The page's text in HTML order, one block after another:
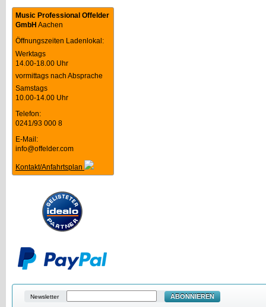
Music Professional Offelder
GmbH Aachen
Öffnungszeiten Ladenlokal:
Werktags
14.00-18.00 Uhr
vormittags nach Absprache
Samstags
10.00-14.00 Uhr
Telefon:
0241/93 000 8
E-Mail:
info@offelder.com
Kontakt/Anfahrtsplan
Newsletter ABONNIEREN